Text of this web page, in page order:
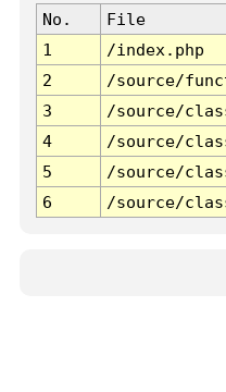
No. File
1
/index.php
2
/source/
3
/source/
4
/source/
5
/source/
6
/source/